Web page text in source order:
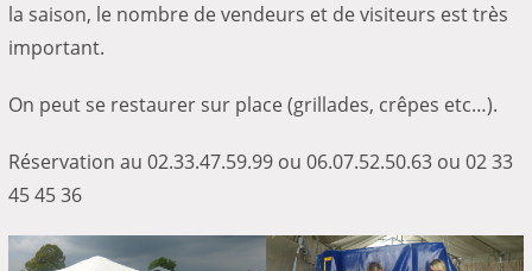
la saison, le nombre de vendeurs et de visiteurs est très
important.
On peut se restaurer sur place (grillades, crêpes etc…).
Réservation au 02.33.47.59.99 ou 06.07.52.50.63 ou 02 33
45 45 36